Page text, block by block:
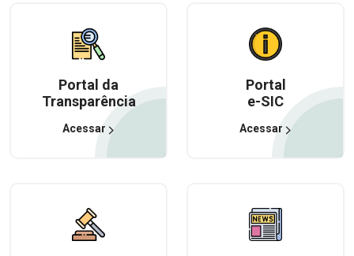
Portal da
Transparência
Acessar
Portal
e-SIC
Acessar